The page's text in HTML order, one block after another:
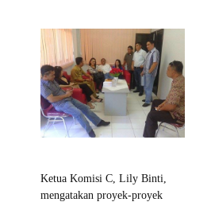
Ketua Komisi C, Lily Binti,
mengatakan proyek-proyek